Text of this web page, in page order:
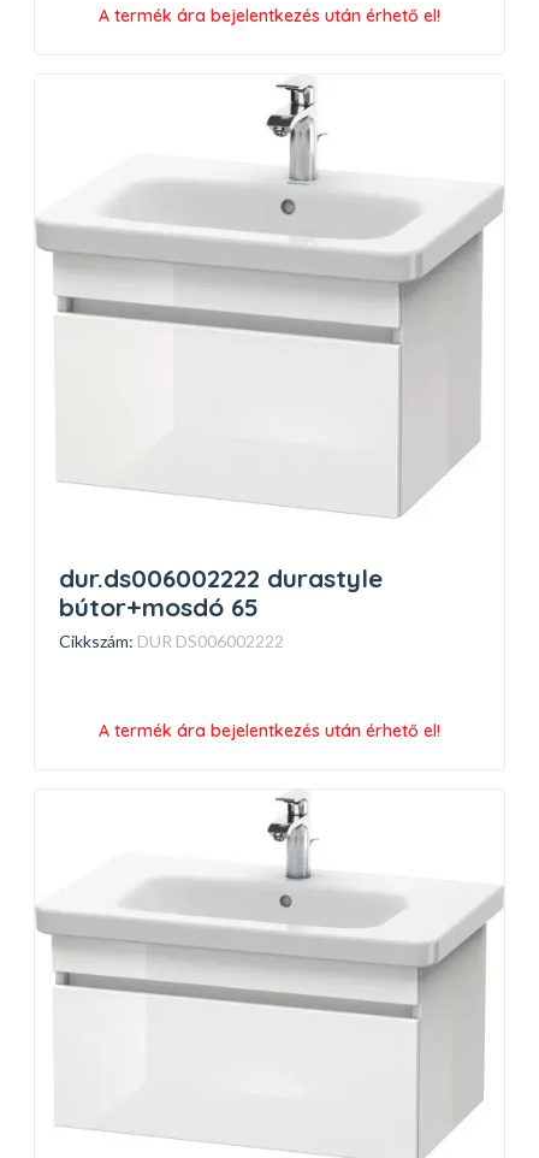
A termék ára bejelentkezés után érhető el!
dur.ds006002222 durastyle
bútor+mosdó 65
Cikkszám: DUR DS006002222
A termék ára bejelentkezés után érhető el!